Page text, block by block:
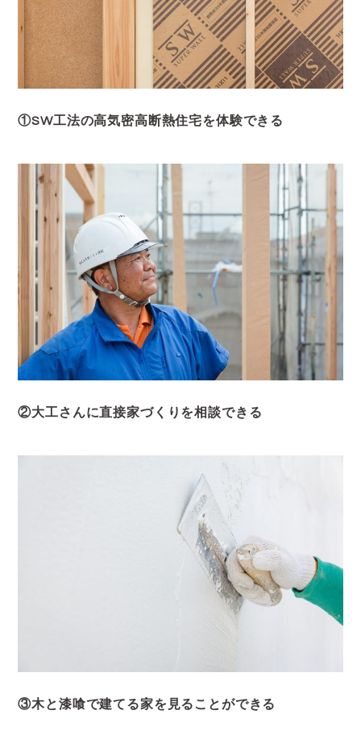
①SW工法の高気密高断熱住宅を体験できる
②大工さんに直接家づくりを相談できる
③木と漆喰で建てる家を見ることができる